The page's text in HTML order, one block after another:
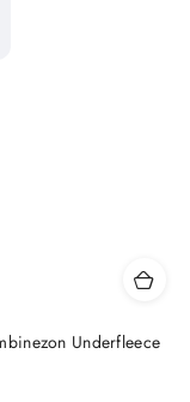
Underfleece